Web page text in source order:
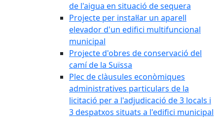
de l'aigua en situació de sequera
Projecte per instal·lar un aparell
elevador d'un edifici multifuncional
municipal
Projecte d'obres de conservació del
camí de la Suïssa
Plec de clàusules econòmiques
administratives particulars de la
licitació per a l'adjudicació de 3 locals i
3 despatxos situats a l'edifici municipal